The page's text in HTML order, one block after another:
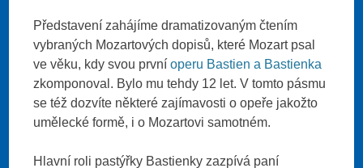
Představení zahájíme dramatizovaným čtením
vybraných Mozartových dopisů, které Mozart psal
ve věku, kdy svou prvníoperu Bastien a Bastienka
zkomponoval. Bylo mu tehdy 12 let. V tomto pásmu
se též dozvíte některé zajímavosti o opeře jakožto
umělecké formě, i o Mozartovi samotném.
Hlavní roli pastýřky Bastienky zazpívá paní